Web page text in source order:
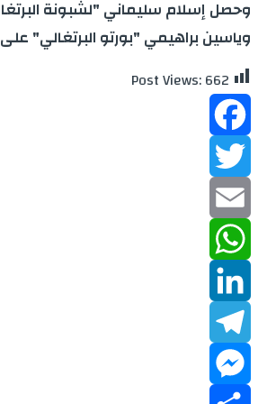
وياسين براهيمي "بورتو البرتغالي" على 1% .
Post Views:662
Facebook
Twitter
Email
WhatsApp
LinkedIn
Telegram